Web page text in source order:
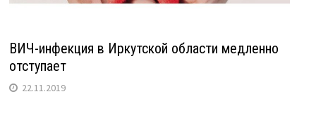
ВИЧ-инфекция в Иркутской области медленно
отступает
22.11.2019